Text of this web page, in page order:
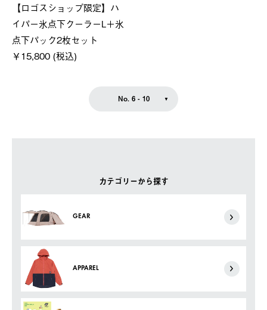
カテゴリーから探す
GEAR
APPAREL
【ロゴスショップ限定】ハ
イパー氷点下クーラーL＋氷
点下パック2枚セット
￥15,800 (税込)
No. 6 - 10